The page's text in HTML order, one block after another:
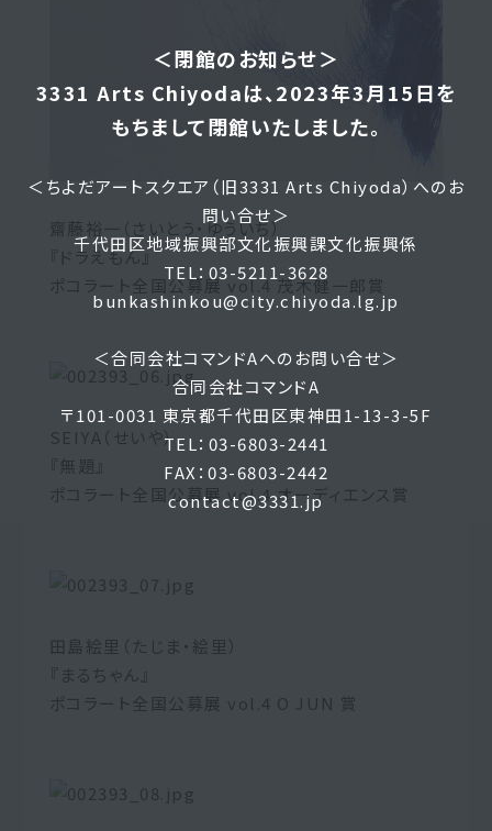
＜閉館のお知らせ＞
3331 Arts Chiyodaは、2023年3月15日を
もちまして閉館いたしました。
＜ちよだアートスクエア（旧3331 Arts Chiyoda）へのお
問い合せ＞
千代田区地域振興部文化振興課文化振興係
TEL：03-5211-3628
bunkashinkou@city.chiyoda.lg.jp
＜合同会社コマンドAへのお問い合せ＞
合同会社コマンドA
〒101-0031 東京都千代田区東神田1-13-3-5F
TEL：03-6803-2441
FAX：03-6803-2442
contact@3331.jp
齋藤裕一（さいとう・ゆういち）
『ドラえもん』
ポコラート全国公募展 vol.4 茂木健一郎賞
SEIYA（せいや）
『無題』
ポコラート全国公募展 vol.4 オーディエンス賞
田島絵里（たじま・絵里）
『まるちゃん』
ポコラート全国公募展 vol.4 O JUN 賞